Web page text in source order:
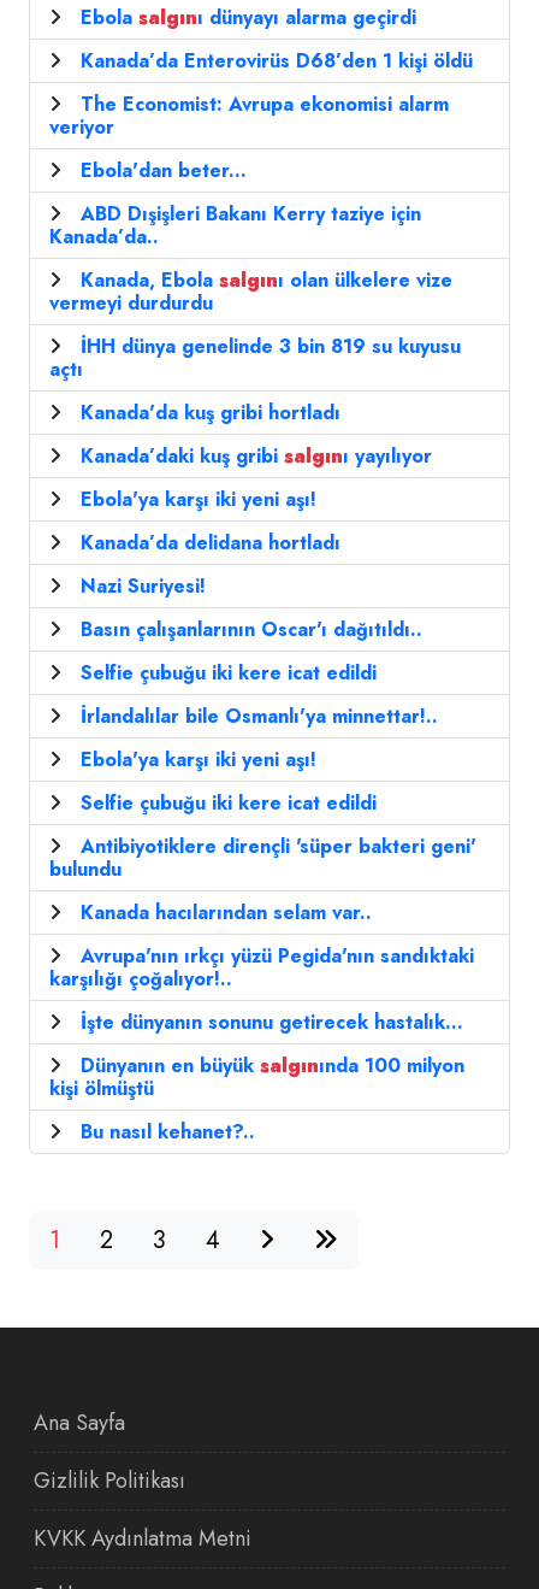
Ebola salgını dünyayı alarma geçirdi
Kanada’da Enterovirüs D68’den 1 kişi öldü
The Economist: Avrupa ekonomisi alarm
veriyor
Ebola'dan beter...
ABD Dışişleri Bakanı Kerry taziye için
Kanada’da..
Kanada, Ebola salgını olan ülkelere vize
vermeyi durdurdu
İHH dünya genelinde 3 bin 819 su kuyusu
açtı
Kanada'da kuş gribi hortladı
Kanada’daki kuş gribi salgını yayılıyor
Ebola'ya karşı iki yeni aşı!
Kanada’da delidana hortladı
Nazi Suriyesi!
Basın çalışanlarının Oscar'ı dağıtıldı..
Selfie çubuğu iki kere icat edildi
İrlandalılar bile Osmanlı'ya minnettar!..
Ebola'ya karşı iki yeni aşı!
Selfie çubuğu iki kere icat edildi
Antibiyotiklere dirençli 'süper bakteri geni'
bulundu
Kanada hacılarından selam var..
Avrupa'nın ırkçı yüzü Pegida'nın sandıktaki
karşılığı çoğalıyor!..
İşte dünyanın sonunu getirecek hastalık...
Dünyanın en büyük salgınında 100 milyon
kişi ölmüştü
Bu nasıl kehanet?..
1 2 3 4
Ana Sayfa
Gizlilik Politikası
KVKK Aydınlatma Metni